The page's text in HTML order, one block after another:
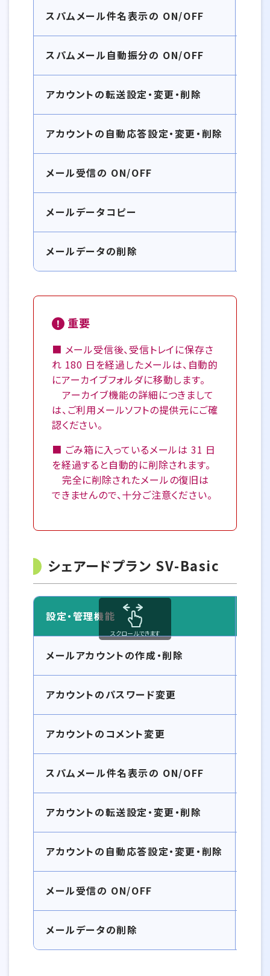
スパムメール件名表示の ON/OFF
スパムメール自動振分の ON/OFF
アカウントの転送設定・変更・削除
アカウントの自動応答設定・変更・削除
メール受信の ON/OFF
メールデータコピー
メールデータの削除
重要
■ メール受信後、受信トレイに保存さ
れ 180 日を経過したメールは、自動的
にアーカイブフォルダに移動します。
アーカイブ機能の詳細につきまして
は、ご利用メールソフトの提供元にご確
認ください。
■ ごみ箱に入っているメールは 31 日
を経過すると自動的に削除されます。
完全に削除されたメールの復旧は
できませんので、十分ご注意ください。
シェアードプラン SV-Basic
設定機能の違い一覧
設定・管理機能
メールアカウントの作成・削除
アカウントのパスワード変更
アカウントのコメント変更
スパムメール件名表示の ON/OFF
アカウントの転送設定・変更・削除
アカウントの自動応答設定・変更・削除
メール受信の ON/OFF
メールデータの削除
スクロールできます